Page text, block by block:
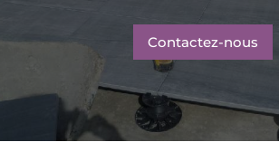
Contactez-nous